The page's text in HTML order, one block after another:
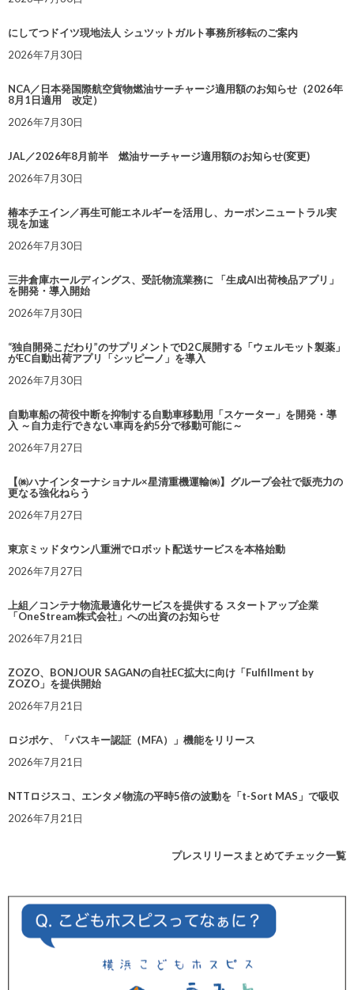
にしてつドイツ現地法人 シュツットガルト事務所移転のご案内
2026年7月30日
NCA／日本発国際航空貨物燃油サーチャージ適用額のお知らせ（2026年
8月1日適用 改定）
2026年7月30日
JAL／2026年8月前半 燃油サーチャージ適用額のお知らせ(変更)
2026年7月30日
椿本チエイン／再生可能エネルギーを活用し、カーボンニュートラル実
現を加速
2026年7月30日
三井倉庫ホールディングス、受託物流業務に 「生成AI出荷検品アプリ」
を開発・導入開始
2026年7月30日
“独自開発こだわり”のサプリメントでD2C展開する「ウェルモット製薬」
がEC自動出荷アプリ「シッピーノ」を導入
2026年7月30日
自動車船の荷役中断を抑制する自動車移動用「スケーター」を開発・導
入 ～自力走行できない車両を約5分で移動可能に～
2026年7月27日
【㈱ハナインターナショナル×星清重機運輸㈱】グループ会社で販売力の
更なる強化ねらう
2026年7月27日
東京ミッドタウン八重洲でロボット配送サービスを本格始動
2026年7月27日
上組／コンテナ物流最適化サービスを提供する スタートアップ企業
「OneStream株式会社」への出資のお知らせ
2026年7月21日
ZOZO、BONJOUR SAGANの自社EC拡大に向け「Fulfillment by
ZOZO」を提供開始
2026年7月21日
ロジポケ、「パスキー認証（MFA）」機能をリリース
2026年7月21日
NTTロジスコ、エンタメ物流の平時5倍の波動を「t-Sort MAS」で吸収
2026年7月21日
プレスリリースまとめてチェック一覧